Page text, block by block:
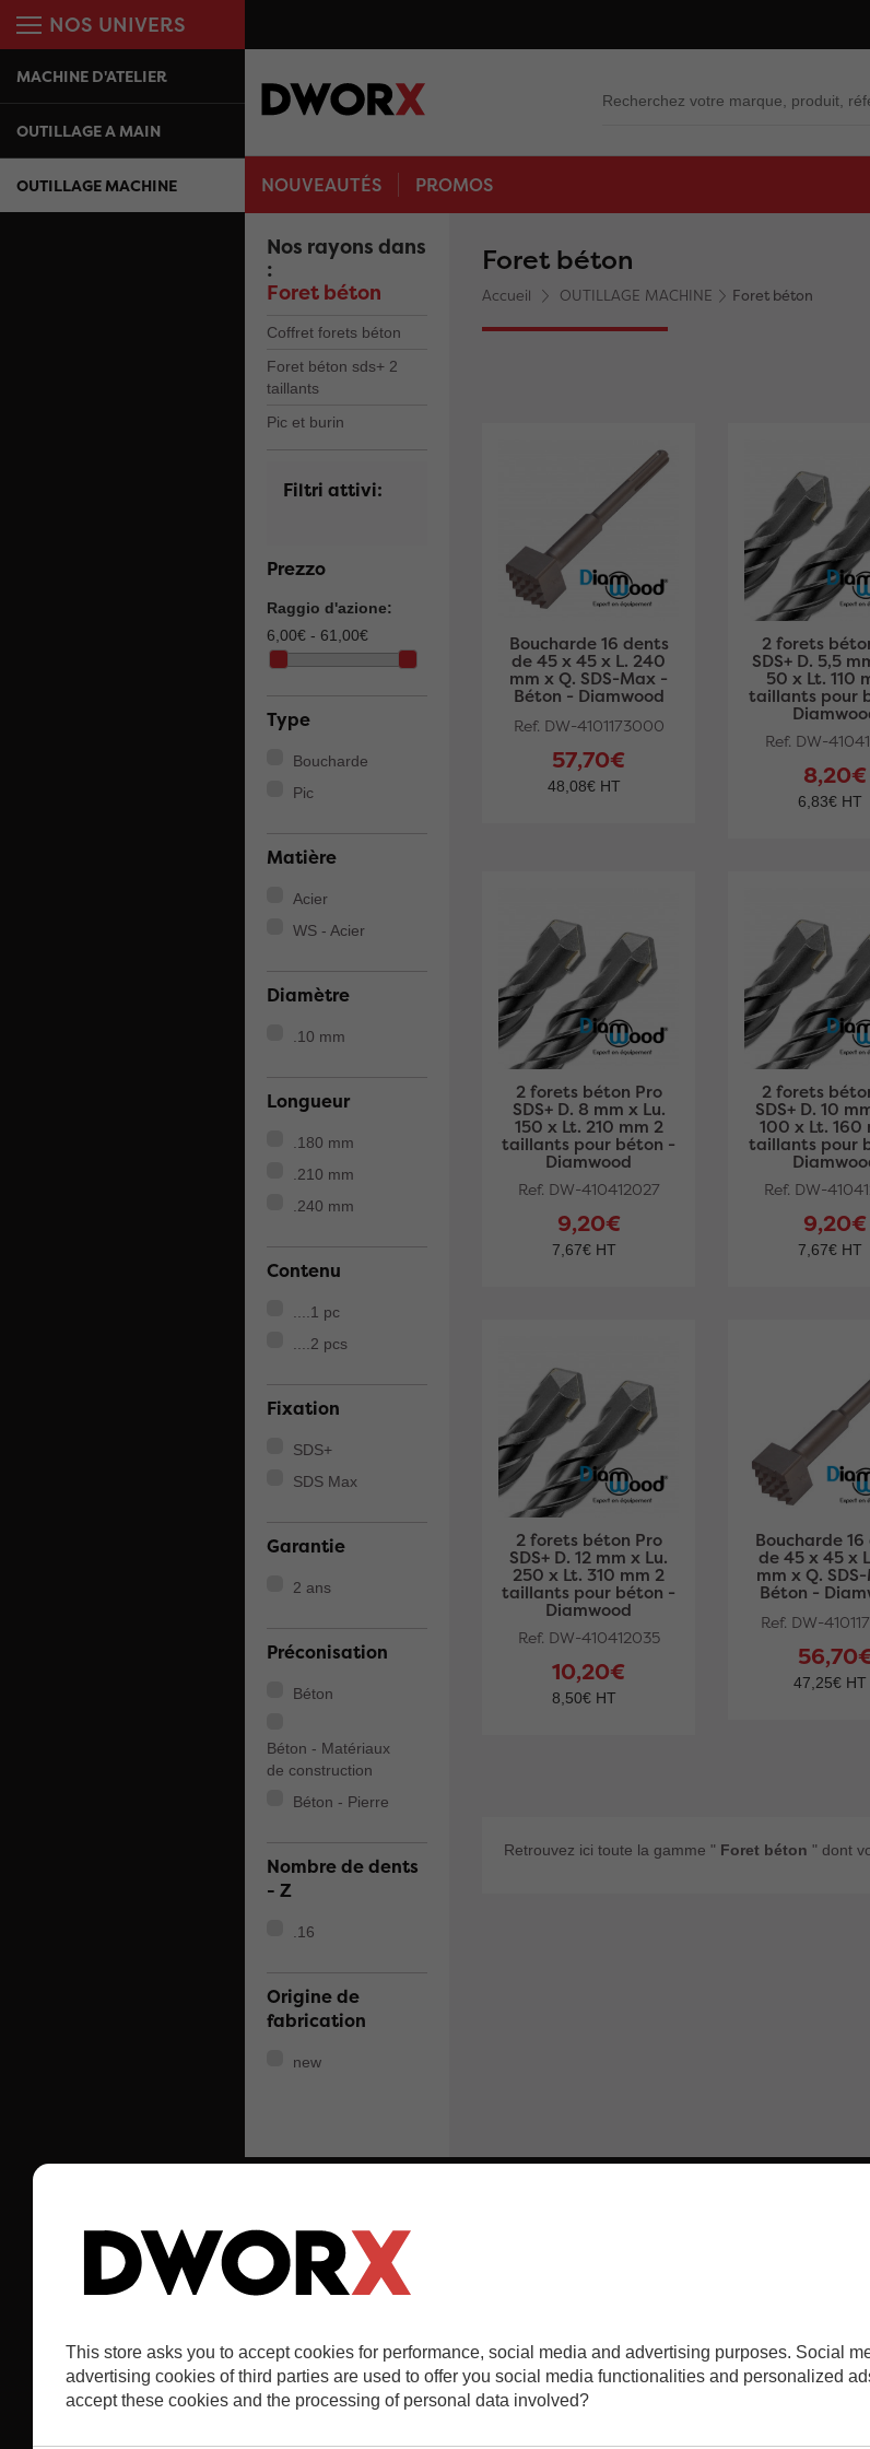
NOS UNIVERS
MACHINE D'ATELIER
OUTILLAGE A MAIN
OUTILLAGE MACHINE NOUVEAUTÉS PROMOS
Nos rayons dans
:
Foret béton
Coffret forets béton
Foret béton sds+ 2
taillants
Pic et burin
Filtri attivi:
Prezzo
Raggio d'azione:
6,00€ - 61,00€
Type
Boucharde
Pic
Matière
Acier
WS - Acier
Diamètre
.10 mm
Longueur
.180 mm
.210 mm
.240 mm
Contenu
....1 pc
....2 pcs
Fixation
SDS+
SDS Max
Garantie
2 ans
Préconisation
Béton
Béton - Matériaux
de construction
Béton - Pierre
Nombre de dents
- Z
.16
Origine de
fabrication
new
Foret béton
Accueil OUTILLAGE MACHINE Foret béton
Boucharde 16 dents
de 45 x 45 x L. 240
mm x Q. SDS-Max -
Béton - Diamwood
Ref. DW-4101173000
57,70€
48,08€ HT
2 forets
SDS+ D. 5,5
50 x Lt. 110
taillants pour
Ref. DW-
8,20€
6,83€ HT
2 forets béton Pro
SDS+ D. 8 mm x Lu.
150 x Lt. 210 mm 2
taillants pour béton -
Diamwood
Ref. DW-410412027
9,20€
7,67€ HT
2 forets
SDS+ D. 10
100 x Lt. 160
taillants pour
Ref. DW-
9,20€
7,67€ HT
2 forets béton Pro
SDS+ D. 12 mm x Lu.
250 x Lt. 310 mm 2
taillants pour béton -
Diamwood
Ref. DW-410412035
10,20€
8,50€ HT
Boucharde
de 45 x 45 x
mm x Q.
Béton -
Ref. DW-
47,25€ HT
Retrouvez ici toute la gamme " Foret béton " dont
Livraison
Mentions légales
Mappa del sito
Your cookie settings
This store asks you to accept cookies for performance, social media and advertising purposes. Social
advertising cookies of third parties are used to offer you social media functionalities and personalized
accept these cookies and the processing of personal data involved?